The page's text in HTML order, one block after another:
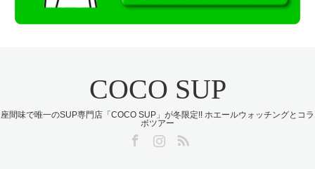
COCO SUP
座間味で唯一のSUP専門店「COCO SUP」が冬限定!! ホエールウォッチングとコラ
ボツアー